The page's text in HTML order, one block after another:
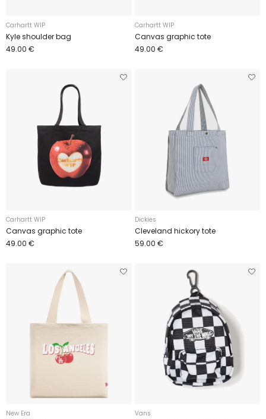
Carhartt WIP
Kyle shoulder bag
49.00 €
Carhartt WIP
Canvas graphic tote
49.00 €
Carhartt WIP
Canvas graphic tote
49.00 €
Dickies
Cleveland hickory tote
59.00 €
New Era Vans